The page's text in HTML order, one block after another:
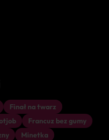
Finał na twarz
Francuz bez gumy
Minetka